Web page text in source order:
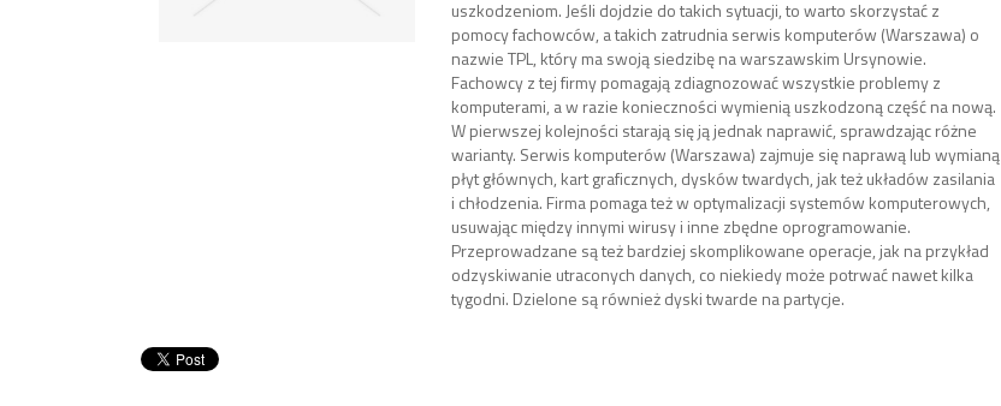
uszkodzeniom. Jeśli dojdzie do takich sytuacji, to warto skorzystać z
pomocy fachowców, a takich zatrudnia serwis komputerów (Warszawa) o
nazwie TPL, który ma swoją siedzibę na warszawskim Ursynowie.
Fachowcy z tej firmy pomagają zdiagnozować wszystkie problemy z
komputerami, a w razie konieczności wymienią uszkodzoną część na nową.
W pierwszej kolejności starają się ją jednak naprawić, sprawdzając różne
warianty. Serwis komputerów (Warszawa) zajmuje się naprawą lub wymianą
płyt głównych, kart graficznych, dysków twardych, jak też układów zasilania
i chłodzenia. Firma pomaga też w optymalizacji systemów komputerowych,
usuwając między innymi wirusy i inne zbędne oprogramowanie.
Przeprowadzane są też bardziej skomplikowane operacje, jak na przykład
odzyskiwanie utraconych danych, co niekiedy może potrwać nawet kilka
tygodni. Dzielone są również dyski twarde na partycje.